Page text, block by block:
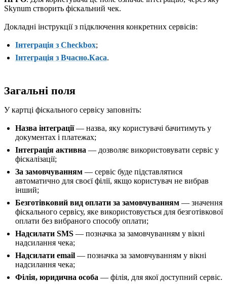
Skynum створить фіскальний чек.
Докладні інструкції з підключення конкретних сервісів:
Інтеграція з Checkbox;
Інтеграція з Вчасно.Каса.
Загальні поля
У картці фіскального сервісу заповніть:
Назва інтеграції— назва, яку користувачі бачитимуть у
документах і платежах;
Інтеграція активна — дозволяє використовувати сервіс у
фіскалізації;
За замовчуванням— сервіс буде підставлятися
автоматично для своєї філії, якщо користувач не вибрав
інший;
Безготівковий вид оплати за замовчуванням— значення
фіскального сервісу, яке використовується для безготівкової
оплати без вибраного способу оплати;
Надсилати SMS— позначка за замовчуванням у вікні
надсилання чека;
Надсилати email— позначка за замовчуванням у вікні
надсилання чека;
Філія, юридична особа — філія, для якої доступний сервіс.